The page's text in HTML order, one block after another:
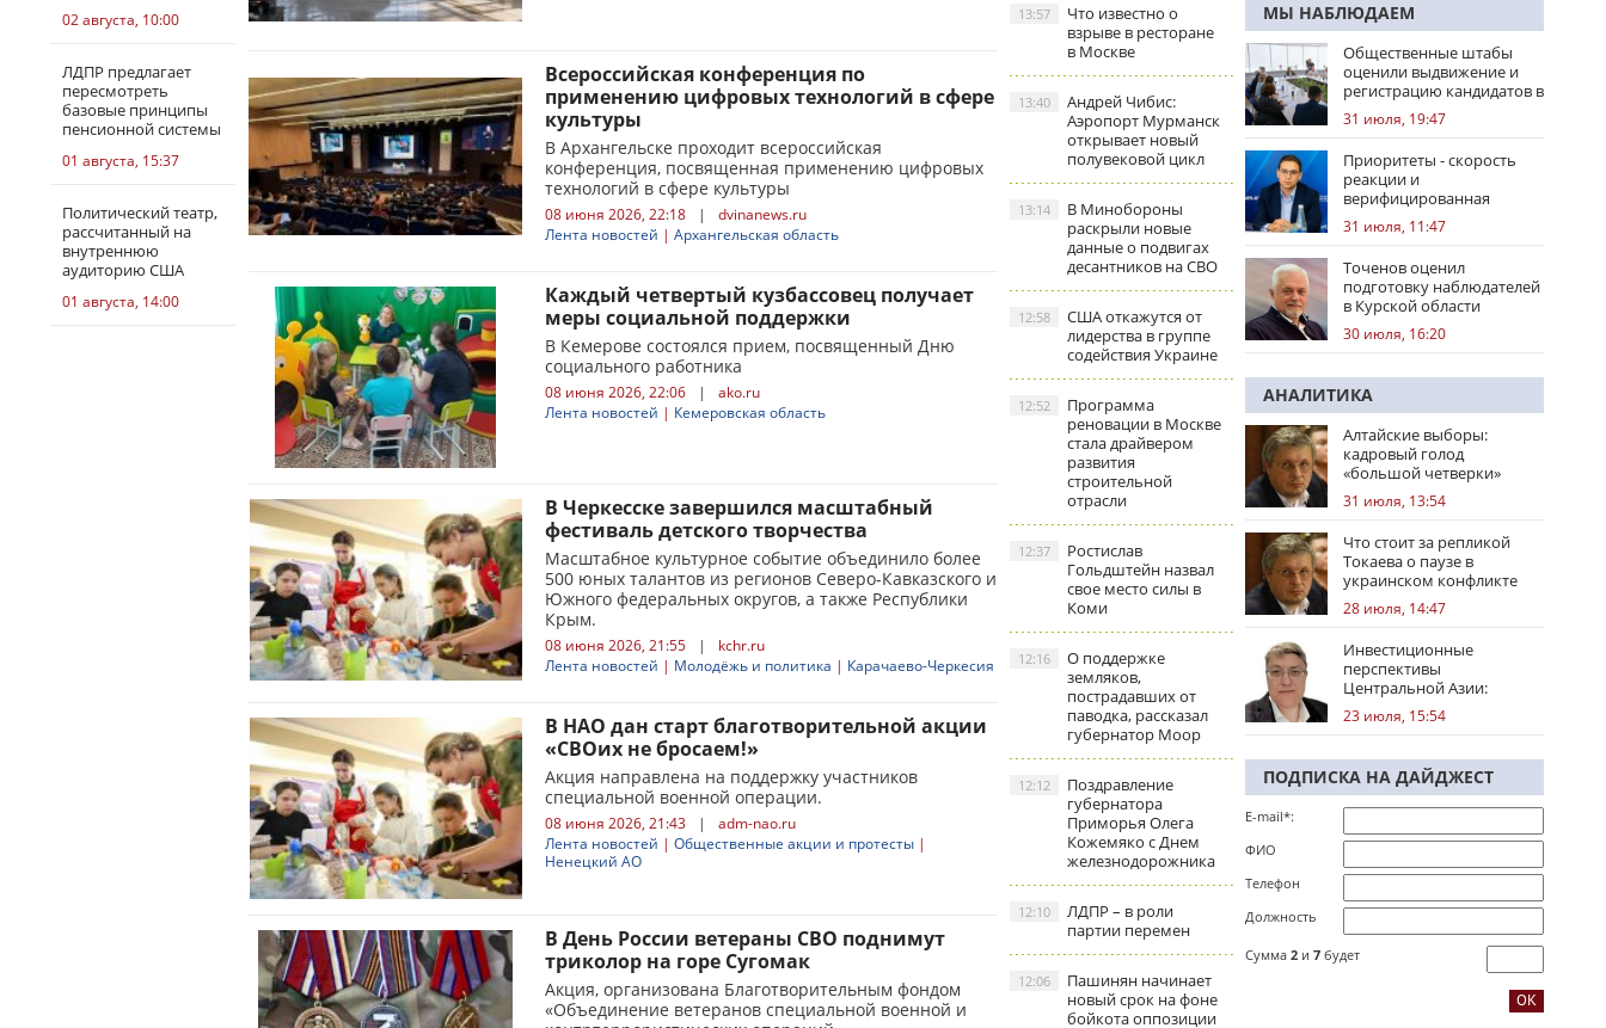
02 августа, 10:00
ЛДПР предлагает
пересмотреть
базовые принципы
пенсионной системы
01 августа, 15:37
Политический театр,
рассчитанный на
внутреннюю
аудиторию США
01 августа, 14:00
Всероссийская конференция по
применению цифровых технологий в сфере
культуры
В Архангельске проходит всероссийская
конференция, посвященная применению цифровых
технологий в сфере культуры
08 июня 2026, 22:18 |
dvinanews.ru
Лента новостей | Архангельская область
Каждый четвертый кузбассовец получает
меры социальной поддержки
В Кемерове состоялся прием, посвященный Дню
социального работника
08 июня 2026, 22:06 |
ako.ru
Лента новостей | Кемеровская область
В Черкесске завершился масштабный
фестиваль детского творчества
Масштабное культурное событие объединило более
500 юных талантов из регионов Северо-Кавказского и
Южного федеральных округов, а также Республики
Крым.
08 июня 2026, 21:55 |
kchr.ru
Лента новостей | Молодёжь и политика | Карачаево-Черкесия
В НАО дан старт благотворительной акции
«СВОих не бросаем!»
Акция направлена на поддержку участников
специальной военной операции.
08 июня 2026, 21:43 |
adm-nao.ru
Лента новостей | Общественные акции и протесты |
Ненецкий АО
В День России ветераны СВО поднимут
триколор на горе Сугомак
Акция, организована Благотворительным фондом
«Объединение ветеранов специальной военной и
Что известно о
взрыве в ресторане
в Москве
13:57
Андрей Чибис:
Аэропорт Мурманск
открывает новый
полувековой цикл
13:40
В Минобороны
раскрыли новые
данные о подвигах
десантников на СВО
13:14
США откажутся от
лидерства в группе
содействия Украине
12:58
Программа
реновации в Москве
стала драйвером
развития
строительной
отрасли
12:52
Ростислав
Гольдштейн назвал
свое место силы в
Коми
12:37
О поддержке
земляков,
пострадавших от
паводка, рассказал
губернатор Моор
12:16
Поздравление
губернатора
Приморья Олега
Кожемяко с Днем
железнодорожника
12:12
ЛДПР – в роли
партии перемен
12:10
Пашинян начинает
новый срок на фоне
бойкота оппозиции
12:06
МЫ НАБЛЮДАЕМ
Общественные штабы
оценили выдвижение и
регистрацию кандидатов в
регионах
31 июля, 19:47
Приоритеты - скорость
реакции и
верифицированная
правовая позиция
31 июля, 11:47
Точенов оценил
подготовку наблюдателей
в Курской области
30 июля, 16:20
АНАЛИТИКА
Алтайские выборы:
кадровый голод
«большой четверки»
31 июля, 13:54
Что стоит за репликой
Токаева о паузе в
украинском конфликте
28 июля, 14:47
Инвестиционные
перспективы
Центральной Азии:
региональные тренды
23 июля, 15:54
ПОДПИСКА НА ДАЙДЖЕСТ
E-mail*:
ФИО
Телефон
Должность
Сумма 2 и 7 будет